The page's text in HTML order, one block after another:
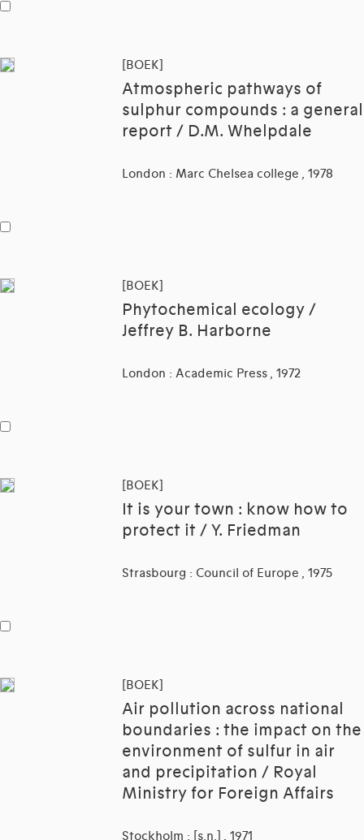
[BOEK]
Atmospheric pathways of
sulphur compounds : a general
report / D.M. Whelpdale
London : Marc Chelsea college , 1978
[BOEK]
Phytochemical ecology /
Jeffrey B. Harborne
London : Academic Press , 1972
[BOEK]
It is your town : know how to
protect it / Y. Friedman
Strasbourg : Council of Europe , 1975
[BOEK]
Air pollution across national
boundaries : the impact on the
environment of sulfur in air
and precipitation / Royal
Ministry for Foreign Affairs
Stockholm : [s.n.] , 1971